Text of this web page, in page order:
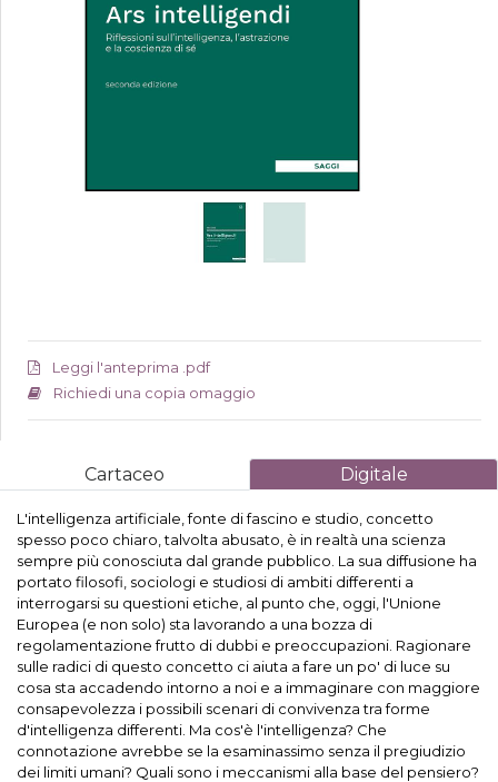
Leggi l'anteprima .pdf
Richiedi una copia omaggio
Cartaceo Digitale
L'intelligenza artificiale, fonte di fascino e studio, concetto
spesso poco chiaro, talvolta abusato, è in realtà una scienza
sempre più conosciuta dal grande pubblico. La sua diffusione ha
portato filosofi, sociologi e studiosi di ambiti differenti a
interrogarsi su questioni etiche, al punto che, oggi, l'Unione
Europea (e non solo) sta lavorando a una bozza di
regolamentazione frutto di dubbi e preoccupazioni. Ragionare
sulle radici di questo concetto ci aiuta a fare un po' di luce su
cosa sta accadendo intorno a noi e a immaginare con maggiore
consapevolezza i possibili scenari di convivenza tra forme
d'intelligenza differenti. Ma cos'è l'intelligenza? Che
connotazione avrebbe se la esaminassimo senza il pregiudizio
dei limiti umani? Quali sono i meccanismi alla base del pensiero?